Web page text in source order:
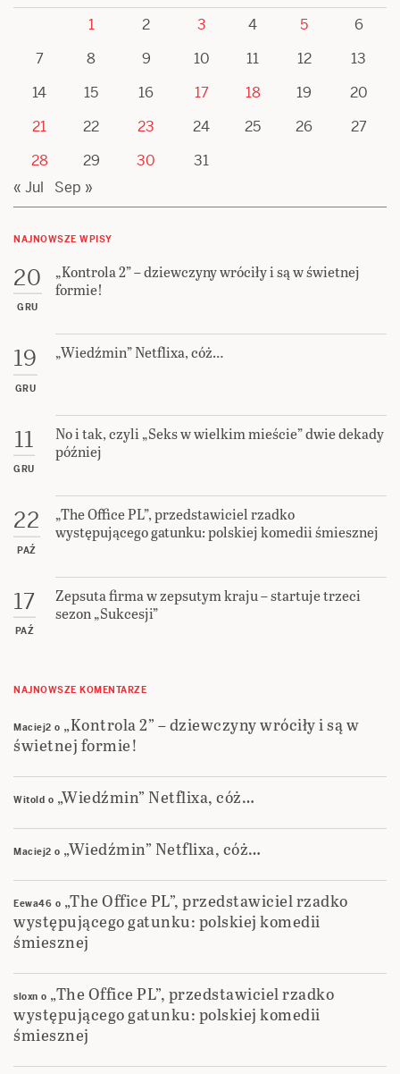
1 2 3 4 5
6
7
8 9 10 11 12
13
14
15 16 17 18 19
20
21
22 23 24 25 26
27
28
29 30
31
« Jul
Sep »
NAJNOWSZE WPISY
20
GRU
„Kontrola 2” – dziewczyny wróciły i są w świetnej
formie!
19
GRU
„Wiedźmin” Netflixa, cóż…
11
GRU
No i tak, czyli „Seks w wielkim mieście” dwie dekady
później
22
PAŹ
„The Office PL”, przedstawiciel rzadko
występującego gatunku: polskiej komedii śmiesznej
17
PAŹ
Zepsuta firma w zepsutym kraju – startuje trzeci
sezon „Sukcesji”
NAJNOWSZE KOMENTARZE
Maciej2 o „Kontrola 2” – dziewczyny wróciły i są w
świetnej formie!
Witold o „Wiedźmin” Netflixa, cóż…
Maciej2 o „Wiedźmin” Netflixa, cóż…
Eewa46 o „The Office PL”, przedstawiciel rzadko
występującego gatunku: polskiej komedii
śmiesznej
sloxn o „The Office PL”, przedstawiciel rzadko
występującego gatunku: polskiej komedii
śmiesznej